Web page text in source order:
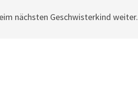
nächsten Geschwisterkind weiter.